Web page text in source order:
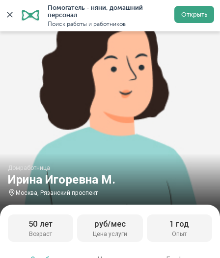
Помогатель - няни, домашний
персонал
Поиск работы и работников
Открыть
Главная Домработницы Домработницы в Москве
Ирина Игоревна М.
Домработница
Москва, Рязанский проспект
Возраст
50 лет
Цена услуги
руб/мес
Опыт
1 год